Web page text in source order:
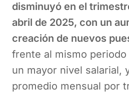
disminuyó en el
abril de 2025, con un
creación de nuevos
frente al mismo
un mayor nivel salarial,
promedio mensual por